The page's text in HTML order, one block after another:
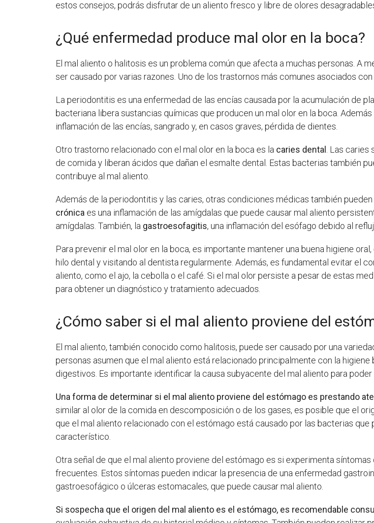
estos consejos, podrás disfrutar de un aliento fresco y libre de olores
¿Qué enfermedad produce mal olor en la boca?
El mal aliento o halitosis es un problema común que afecta a muchas personas. A
ser causado por varias razones. Uno de los trastornos más comunes asociados
La periodontitis es una enfermedad de las encías causada por la acumulación de
bacteriana libera sustancias químicas que producen un mal olor en la boca.
inflamación de las encías, sangrado y, en casos graves, pérdida de dientes.
Otro trastorno relacionado con el mal olor en la boca es la caries dental . Las
de comida y liberan ácidos que dañan el esmalte dental. Estas bacterias también
contribuye al mal aliento.
Además de la periodontitis y las caries, otras condiciones médicas también
crónica es una inflamación de las amígdalas que puede causar mal aliento
amígdalas. También, la gastroesofagitis, una inflamación del esófago debido al
Para prevenir el mal olor en la boca, es importante mantener una buena higiene
hilo dental y visitando al dentista regularmente. Además, es fundamental evitar el
aliento, como el ajo, la cebolla o el café. Si el mal olor persiste a pesar de estas
para obtener un diagnóstico y tratamiento adecuados.
¿Cómo saber si el mal aliento proviene del
El mal aliento, también conocido como halitosis, puede ser causado por una
personas asumen que el mal aliento está relacionado principalmente con la
digestivos. Es importante identificar la causa subyacente del mal aliento para
Una forma de determinar si el mal aliento proviene del estómago es prestando
similar al olor de la comida en descomposición o de los gases, es posible que el
que el mal aliento relacionado con el estómago está causado por las bacterias
característico.
Otra señal de que el mal aliento proviene del estómago es si experimenta
frecuentes. Estos síntomas pueden indicar la presencia de una enfermedad
gastroesofágico o úlceras estomacales, que puede causar mal aliento.
Si sospecha que el origen del mal aliento es el estómago, es recomendable